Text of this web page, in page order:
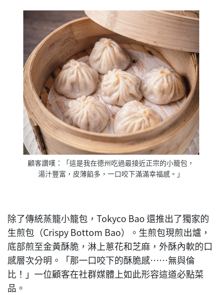
顧客讚嘆：「這是我在德州吃過最接近正宗的小籠包，
湯汁豐富，皮薄餡多，一口咬下滿滿幸福感。」
除了傳統蒸籠小籠包，Tokyco Bao 還推出了獨家的
生煎包（Crispy Bottom Bao）。生煎包現煎出爐，
底部煎至金黃酥脆，淋上蔥花和芝麻，外酥內軟的口
感層次分明。「那一口咬下的酥脆感……無與倫
比！」一位顧客在社群媒體上如此形容這道必點菜
品。